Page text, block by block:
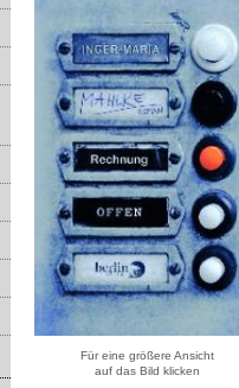
Für eine größere Ansicht
auf das Bild klicken